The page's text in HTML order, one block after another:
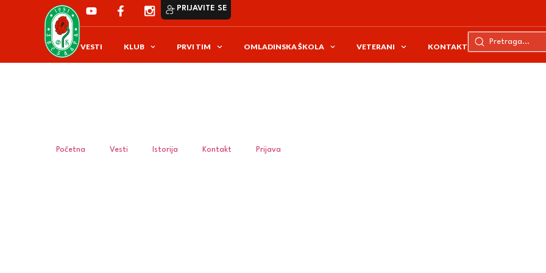
PRIJAVITE SE
VESTI KLUB PRVI TIM OMLADINSKA ŠKOLA VETERANI KONTAKT
Početna Vesti Istorija Kontakt Prijava